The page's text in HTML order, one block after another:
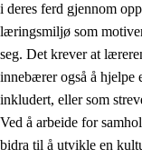
3.2
3.3 Samarbeid
3.4 Opplæring i
3.5
i deres ferd gjennom
læringsmiljø som
seg. Det krever at
innebærer også å hjelpe
inkludert, eller som
Ved å arbeide for
bidra til å utvikle en